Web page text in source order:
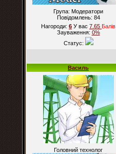
Група: Модератори
Повідомлень: 84
Нагороди: 6 У вас 7.65 Балiв
Зауваження: 0%
Статус:
Василь
Головний технолог